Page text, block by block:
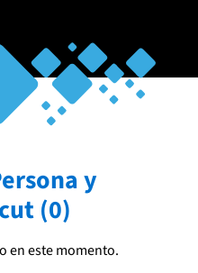
y
(0)
en este momento.